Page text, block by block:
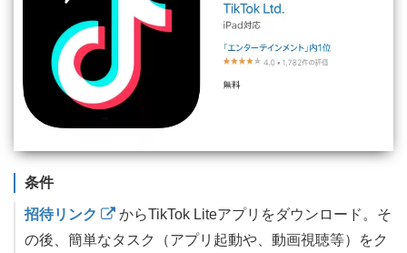
条件
招待リンク
からTikTok Liteアプリをダウンロード。そ
の後、簡単なタスク（アプリ起動や、動画視聴等）をク